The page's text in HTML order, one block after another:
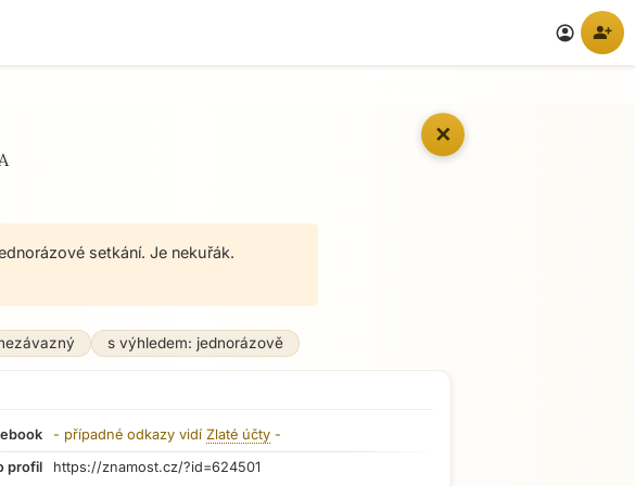
account_circle person_add
✕
setkání. Je nekuřák.
s výhledem: jednorázově
- případné odkazy vidí Zlaté účty -
profil
https://znamost.cz/?id=624501